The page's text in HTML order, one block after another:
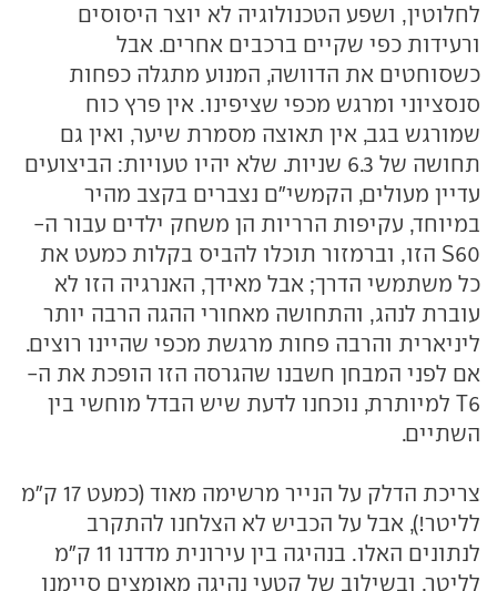
לחלוטין, ושפע הטכנולוגיה לא יוצר היסוסים
ורעידות כפי שקיים ברכבים אחרים. אבל
כשסוחטים את הדוושה, המנוע מתגלה כפחות
סנסציוני ומרגש מכפי שציפינו. אין פרץ כוח
שמורגש בגב, אין תאוצה מסמרת שיער, ואין גם
תחושה של 6.3 שניות. שלא יהיו טעויות: הביצועים
עדיין מעולים, הקמשי"ם נצברים בקצב מהיר
במיוחד, עקיפות הרריות הן משחק ילדים עבור ה-
S60 הזו, וברמזור תוכלו להביס בקלות כמעט את
כל משתמשי הדרך; אבל מאידך, האנרגיה הזו לא
עוברת לנהג, והתחושה מאחורי ההגה הרבה יותר
ליניארית והרבה פחות מרגשת מכפי שהיינו רוצים.
אם לפני המבחן חשבנו שהגרסה הזו הופכת את ה-
T6 למיותרת, נוכחנו לדעת שיש הבדל מוחשי בין
השתיים.
צריכת הדלק על הנייר מרשימה מאוד (כמעט 17 ק"מ
לליטר!), אבל על הכביש לא הצלחנו להתקרב
לנתונים האלו. בנהיגה בין עירונית מדדנו 11 ק"מ
לליטר, ובשילוב של קטעי נהיגה מאומצים סיימנו